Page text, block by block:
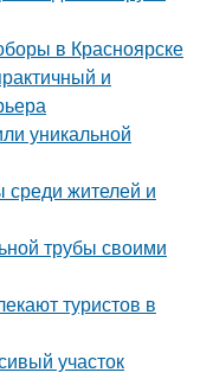
в Красноярске
и
уникальной
среди жителей и
трубы своими
туристов в
участок